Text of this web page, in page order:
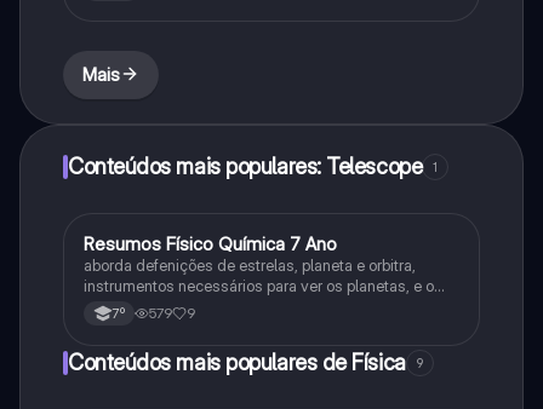
Mais
Conteúdos mais populares: Telescope 1
Física
Resumos Físico Química 7 Ano
aborda defenições de estrelas, planeta e orbitra,
instrumentos necessários para ver os planetas, e o
sistema solar
7º 579 9
Conteúdos mais populares de Física 9